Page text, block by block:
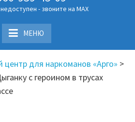
- звоните на MAX
МЕНЮ
для наркоманов «Арго» >
с героином в трусах